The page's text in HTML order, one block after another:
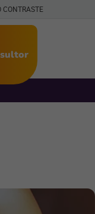
CONTRASTE